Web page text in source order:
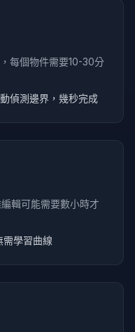
每個物件需要10-30分
偵測邊界，幾秒完成
輯可能需要數小時才
學習曲線